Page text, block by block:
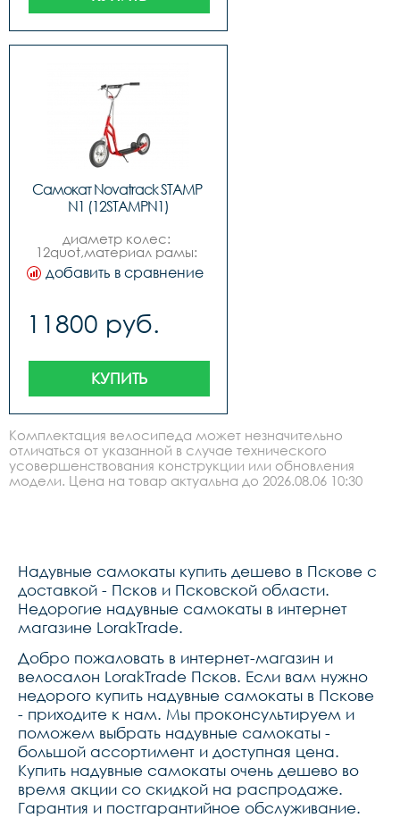
Самокат Novatrack STAMP
N1 (12STAMPN1)
диаметр колес:
12quot,материал рамы:
сталь,пол: для
мальчиковдля
100кг,материал колес:
бутил, камера,место
6,9 кг,возраст: 6
добавить в сравнение
11800 руб.
КУПИТЬ
Комплектация велосипеда может незначительно
отличаться от указанной в случае технического
усовершенствования конструкции или обновления
модели. Цена на товар актуальна до 2026.08.06 10:30
Надувные самокаты купить дешево в Пскове с
доставкой - Псков и Псковской области.
Недорогие надувные самокаты в интернет
магазине LorakTrade.
Добро пожаловать в интернет-магазин и
велосалон LorakTrade Псков. Если вам нужно
недорого купить надувные самокаты в Пскове
- приходите к нам. Мы проконсультируем и
поможем выбрать надувные самокаты -
большой ассортимент и доступная цена.
Купить надувные самокаты очень дешево во
время акции со скидкой на распродаже.
Гарантия и постгарантийное обслуживание.